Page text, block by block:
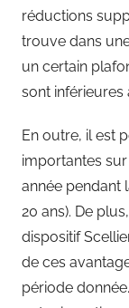
réductions
trouve dans
un certain
sont inférieures
En outre, il est
importantes
année pendant
20 ans). De
dispositif
de ces
période